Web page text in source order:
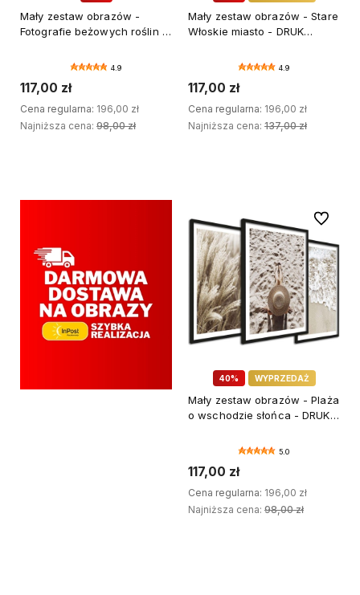
Mały zestaw obrazów -
Fotografie beżowych roślin -
4.9
117,00 zł
Cena regularna: 196,00 zł
Najniższa cena: 98,00 zł
Mały zestaw obrazów - Stare
Włoskie miasto - DRUK
4.9
117,00 zł
Cena regularna: 196,00 zł
Najniższa cena: 137,00 zł
40% WYPRZEDAŻ
Mały zestaw obrazów - Plaża
o wschodzie słońca - DRUK
5.0
117,00 zł
Cena regularna: 196,00 zł
Najniższa cena: 98,00 zł
Do